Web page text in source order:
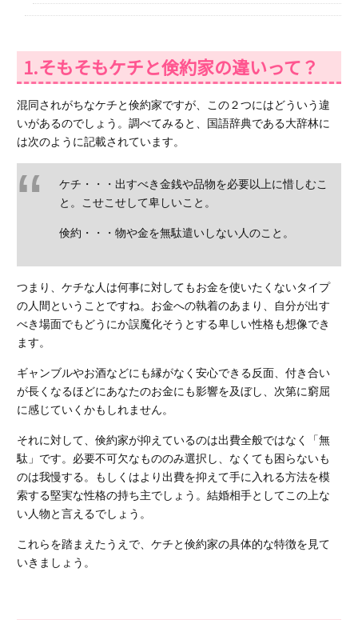
1.そもそもケチと倹約家の違いって？
混同されがちなケチと倹約家ですが、この２つにはどういう違
いがあるのでしょう。調べてみると、国語辞典である大辞林に
は次のように記載されています。
ケチ・・・出すべき金銭や品物を必要以上に惜しむこ
と。こせこせして卑しいこと。
倹約・・・物や金を無駄遣いしない人のこと。
つまり、ケチな人は何事に対してもお金を使いたくないタイプ
の人間ということですね。お金への執着のあまり、自分が出す
べき場面でもどうにか誤魔化そうとする卑しい性格も想像でき
ます。
ギャンブルやお酒などにも縁がなく安心できる反面、付き合い
が長くなるほどにあなたのお金にも影響を及ぼし、次第に窮屈
に感じていくかもしれません。
それに対して、倹約家が抑えているのは出費全般ではなく「無
駄」です。必要不可欠なもののみ選択し、なくても困らないも
のは我慢する。もしくはより出費を抑えて手に入れる方法を模
索する堅実な性格の持ち主でしょう。結婚相手としてこの上な
い人物と言えるでしょう。
これらを踏まえたうえで、ケチと倹約家の具体的な特徴を見て
いきましょう。